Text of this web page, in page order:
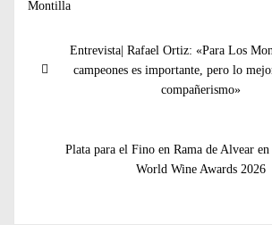
de
Entrada
anterior:
Entrevista| Rafael Ortiz: «Para Los
campeones es importante, pero lo
compañerismo»
Entrada
Plata para el Fino en Rama de Alvear
World Wine Awards 2026